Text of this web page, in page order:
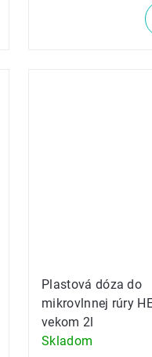
Plastová dóza do
mikrovlnnej rúry
vekom 2l
Skladom